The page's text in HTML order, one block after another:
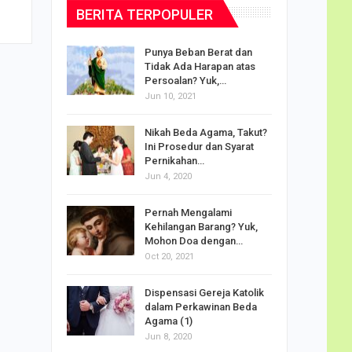
BERITA TERPOPULER
Punya Beban Berat dan
Tidak Ada Harapan atas
Persoalan? Yuk,…
Jun 10, 2021
Nikah Beda Agama, Takut?
Ini Prosedur dan Syarat
Pernikahan…
Jun 4, 2020
Pernah Mengalami
Kehilangan Barang? Yuk,
Mohon Doa dengan…
Oct 20, 2021
Dispensasi Gereja Katolik
dalam Perkawinan Beda
Agama (1)
Jun 8, 2020